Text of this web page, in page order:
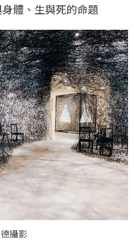
體、生與死的命題
攝影